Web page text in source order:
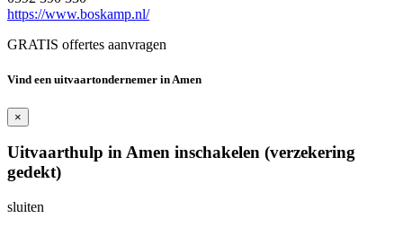
https://www.boskamp.nl/
GRATIS offertes aanvragen
Vind een uitvaartondernemer in Amen
×
Uitvaarthulp in Amen inschakelen (verzekering
gedekt)
sluiten